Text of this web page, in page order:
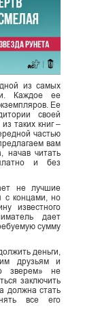
из самых
Каждое ее
Ее
своей
таких книг –
частью
вам
начав читать
и без
не лучшие
с концами, но
известного
дает
сумму
деньги,
друзьям и
зверем» не
заключить
должна стать
все его